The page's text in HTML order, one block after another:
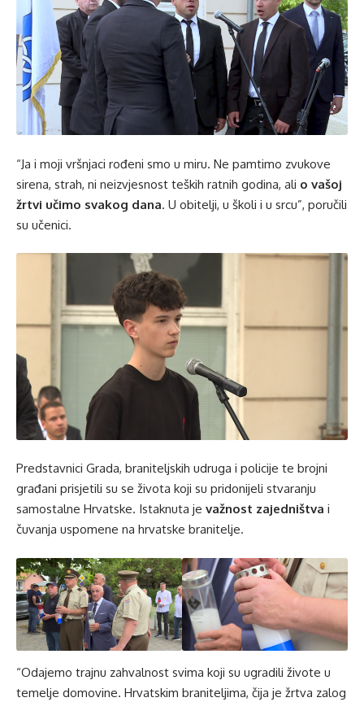
“Ja i moji vršnjaci rođeni smo u miru. Ne pamtimo zvukove
sirena, strah, ni neizvjesnost teških ratnih godina, ali o vašoj
žrtvi učimo svakog dana. U obitelji, u školi i u srcu”, poručili
su učenici.
Predstavnici Grada, braniteljskih udruga i policije te brojni
građani prisjetili su se života koji su pridonijeli stvaranju
samostalne Hrvatske. Istaknuta je važnost zajedništva i
čuvanja uspomene na hrvatske branitelje.
“Odajemo trajnu zahvalnost svima koji su ugradili živote u
temelje domovine. Hrvatskim braniteljima, čija je žrtva zalog